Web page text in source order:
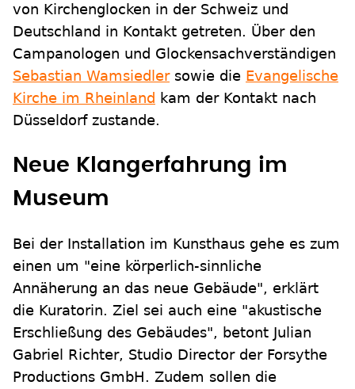
von Kirchenglocken in der Schweiz und
Deutschland in Kontakt getreten. Über den
Campanologen und Glockensachverständigen
Sebastian Wamsiedlersowie die Evangelische
Kirche im Rheinland kam der Kontakt nach
Düsseldorf zustande.
Neue Klangerfahrung im
Museum
Bei der Installation im Kunsthaus gehe es zum
einen um "eine körperlich-sinnliche
Annäherung an das neue Gebäude", erklärt
die Kuratorin. Ziel sei auch eine "akustische
Erschließung des Gebäudes", betont Julian
Gabriel Richter, Studio Director der Forsythe
Productions GmbH. Zudem sollen die